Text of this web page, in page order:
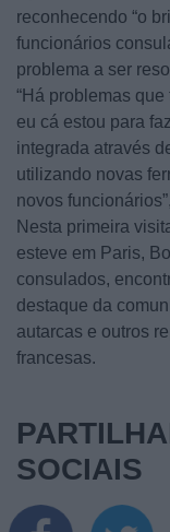
reconhecendo “o
funcionários
problema a ser
“Há problemas
eu cá estou para
integrada através
utilizando novas
novos
Nesta primeira
esteve em Paris,
consulados,
destaque da
autarcas e outros
francesas.
SOCIAIS